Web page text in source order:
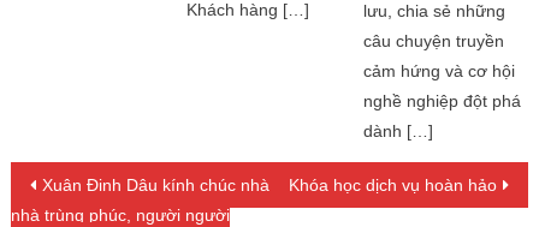
Khách hàng […]
lưu, chia sẻ những
câu chuyện truyền
cảm hứng và cơ hội
nghề nghiệp đột phá
dành […]
Điều hướng bài viết
Xuân Đinh Dậu kính chúc nhà
nhà trùng phúc, người người
Khóa học dịch vụ hoàn hảo